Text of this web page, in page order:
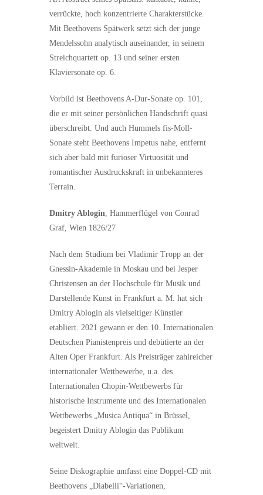
verrückte, hoch konzentrierte Charakterstücke.
Mit Beethovens Spätwerk setzt sich der junge
Mendelssohn analytisch auseinander, in seinem
Streichquartett op. 13 und seiner ersten
Klaviersonate op. 6.
Vorbild ist Beethovens A-Dur-Sonate op. 101,
die er mit seiner persönlichen Handschrift quasi
überschreibt. Und auch Hummels fis-Moll-
Sonate steht Beethovens Impetus nahe, entfernt
sich aber bald mit furioser Virtuosität und
romantischer Ausdruckskraft in unbekannteres
Terrain.
Dmitry Ablogin, Hammerflügel von Conrad
Graf, Wien 1826/27
Nach dem Studium bei Vladimir Tropp an der
Gnessin-Akademie in Moskau und bei Jesper
Christensen an der Hochschule für Musik und
Darstellende Kunst in Frankfurt a. M. hat sich
Dmitry Ablogin als vielseitiger Künstler
etabliert. 2021 gewann er den 10. Internationalen
Deutschen Pianistenpreis und debütierte an der
Alten Oper Frankfurt. Als Preisträger zahlreicher
internationaler Wettbewerbe, u.a. des
Internationalen Chopin-Wettbewerbs für
historische Instrumente und des Internationalen
Wettbewerbs „Musica Antiqua“ in Brüssel,
begeistert Dmitry Ablogin das Publikum
weltweit.
Seine Diskographie umfasst eine Doppel-CD mit
Beethovens „Diabelli“-Variationen,